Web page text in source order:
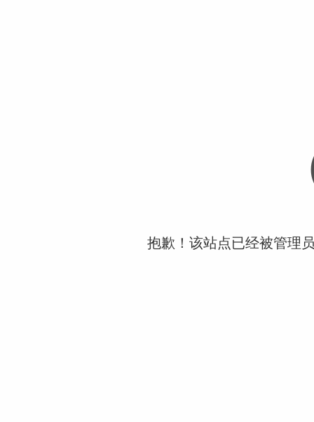
抱歉！该站点已经被管理